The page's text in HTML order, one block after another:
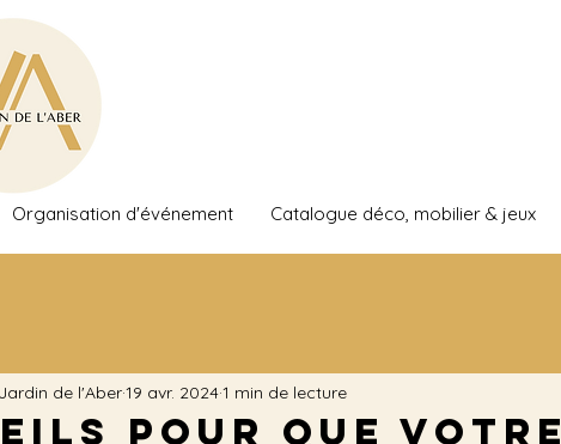
Organisation d'événement Catalogue déco, mobilier & jeux
pour que votre
de l'Aber19 avr. 20241 min de lecture